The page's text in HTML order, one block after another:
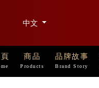
中文
商品
Products
品牌故事
Brand Story